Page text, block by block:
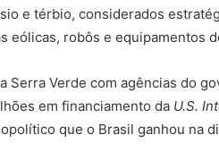
e térbio, considerados
eólicas, robôs e equipamentos
Serra Verde com agências do
em financiamento da U.S.
que o Brasil ganhou na